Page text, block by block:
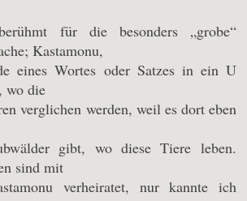
für die besonders „grobe“
Kastamonu,
eines Wortes oder Satzes in ein U
wo die
verglichen werden, weil es dort eben
gibt, wo diese Tiere leben.
sind mit
verheiratet, nur kannte ich